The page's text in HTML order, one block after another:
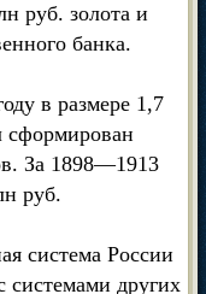
руб. золота и
банка.
в размере 1,7
сформирован
За 1898—1913
руб.
система России
системами других